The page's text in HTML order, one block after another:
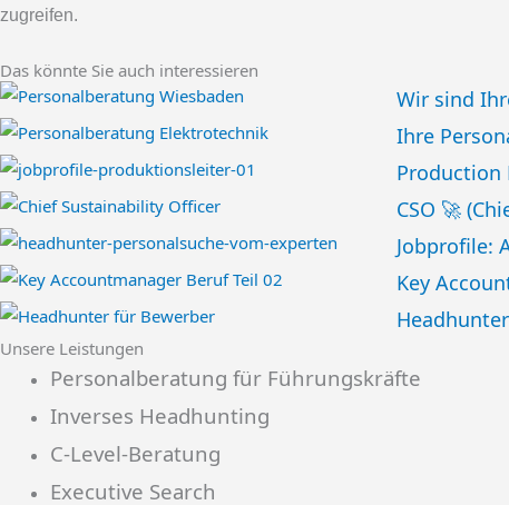
zugreifen.
Das könnte Sie auch interessieren
Wir sind
Ihre
Production
CSO 🚀
Jobprofile:
Key
Unsere Leistungen
Personalberatung für Führungskräfte
Inverses Headhunting
C-Level-Beratung
Executive Search